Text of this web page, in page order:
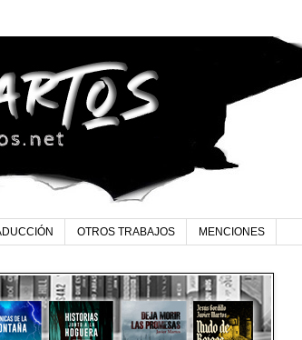
OTROS TRABAJOS MENCIONES